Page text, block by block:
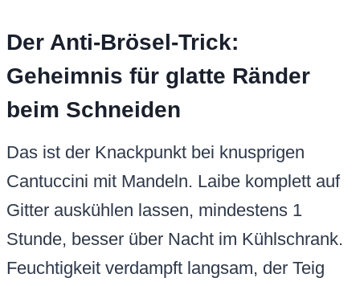
Der Anti-Brösel-Trick:
Geheimnis für glatte Ränder
beim Schneiden
Das ist der Knackpunkt bei knusprigen
Cantuccini mit Mandeln. Laibe komplett auf
Gitter auskühlen lassen, mindestens 1
Stunde, besser über Nacht im Kühlschrank.
Feuchtigkeit verdampft langsam, der Teig